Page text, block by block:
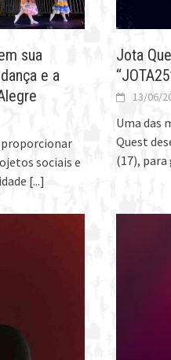
sua
e a
proporcionar
sociais e
[...]
Jota
13/06/
Uma das
Quest
(17), para